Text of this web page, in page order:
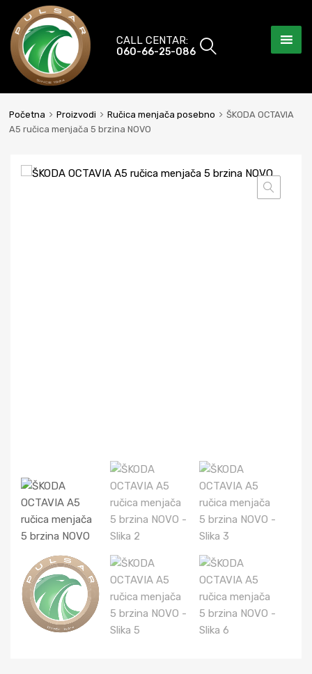
CALL CENTAR:
060-66-25-086
Početna Proizvodi Ručica menjača posebno
ŠKODA OCTAVIA
A5 ručica menjača 5 brzina NOVO